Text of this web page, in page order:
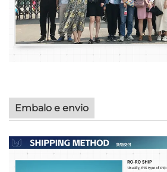
Embalo e envio